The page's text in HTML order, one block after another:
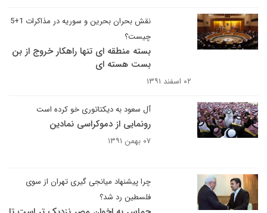
نقش بحران بحرین و سوریه در مذاکرات 1+5
چیست؟
بسته منطقه ای تنها راهکار خروج از بن
بست هسته ای
۰۲ اسفند ۱۳۹۱
آل سعود به دیکتاتوری خو کرده است
رونمایی از دموکراسی نمادین
۰۷ بهمن ۱۳۹۱
چرا پیشنهاد میانجی گیری تهران از سوی
فلسطین رد شد؟